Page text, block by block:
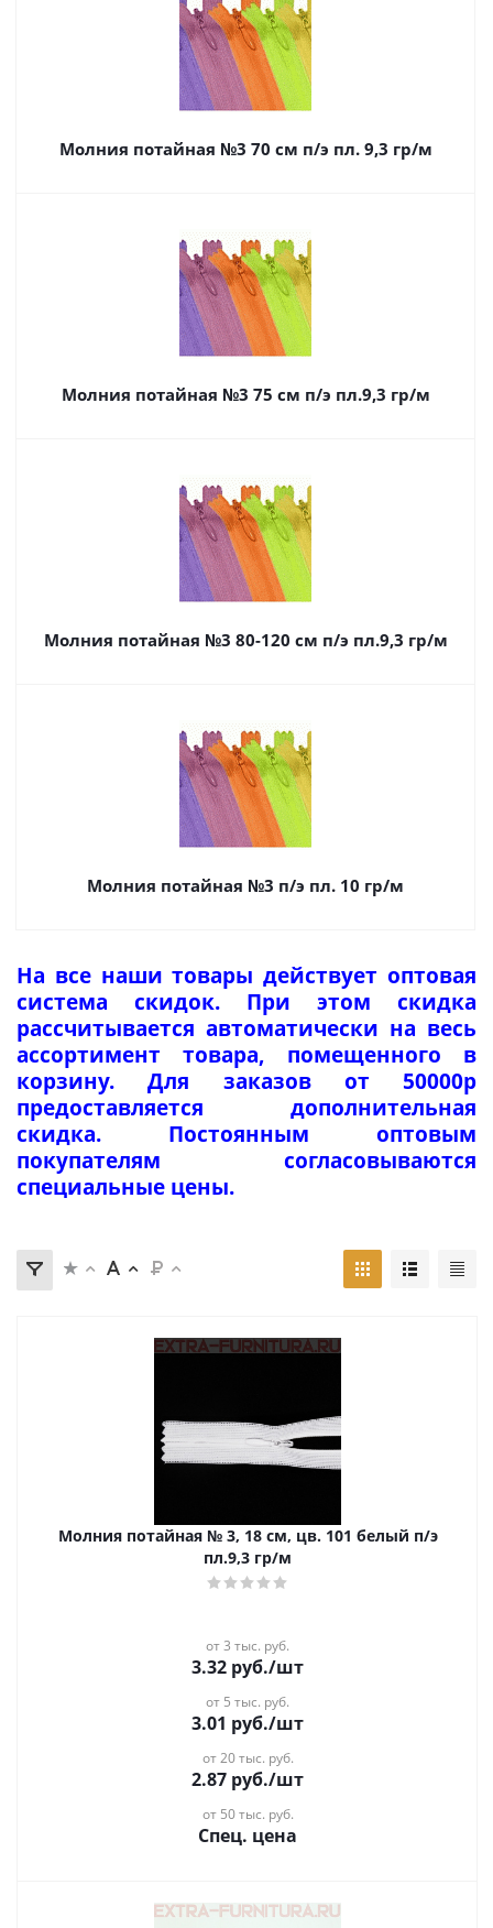
Молния потайная №3 70 см п/э пл. 9,3 гр/м
Молния потайная №3 75 см п/э пл.9,3 гр/м
Молния потайная №3 80-120 см п/э пл.9,3 гр/м
Молния потайная №3 п/э пл. 10 гр/м
На все наши товары действует оптовая
система скидок. При этом скидка
рассчитывается автоматически на весь
ассортимент товара, помещенного в
корзину. Для заказов от 50000р
предоставляется дополнительная
скидка. Постоянным оптовым
покупателям согласовываются
специальные цены.
Молния потайная № 3, 18 см, цв. 101 белый п/э
пл.9,3 гр/м
от 3 тыс. руб.
3.32 руб./шт
от 5 тыс. руб.
3.01 руб./шт
от 20 тыс. руб.
2.87 руб./шт
от 50 тыс. руб.
Спец. цена